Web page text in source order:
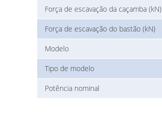
Força de escavação da caçamba (kN)
Força de escavação do bastão (kN)
Modelo
Tipo de modelo
Potência nominal